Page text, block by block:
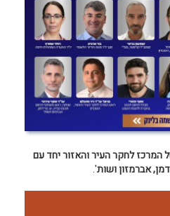
המרכז לחקר העיר והאזור יחד עם
אברמזון ושות'.